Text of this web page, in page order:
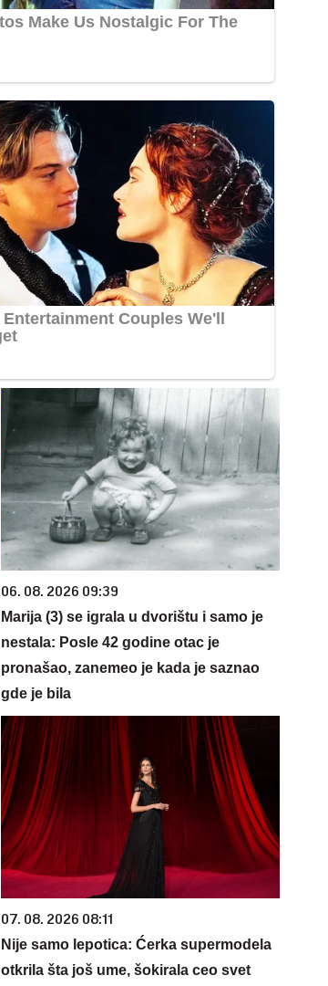
06. 08. 2026 09:39
Marija (3) se igrala u dvorištu i samo je
nestala: Posle 42 godine otac je
pronašao, zanemeo je kada je saznao
gde je bila
07. 08. 2026 08:11
Nije samo lepotica: Ćerka supermodela
otkrila šta još ume, šokirala ceo svet